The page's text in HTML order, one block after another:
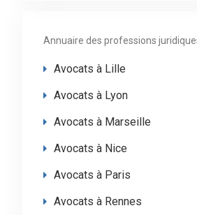
Annuaire des professions
Avocats à Lille
Avocats à Lyon
Avocats à Marseille
Avocats à Nice
Avocats à Paris
Avocats à Rennes